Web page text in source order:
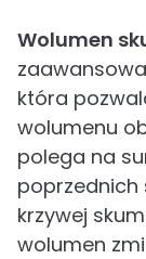
Wolumen
która
wolumenu
polega na
poprzednich
krzywej
wolumen